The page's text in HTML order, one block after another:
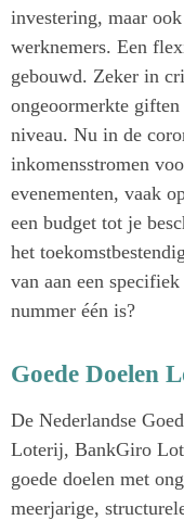
investering, maar
werknemers. Een
gebouwd. Zeker in
ongeoormerkte
niveau. Nu in de
inkomensstromen
evenementen, vaak
een budget tot je
het
van aan een
nummer één is?
Goede Doelen
De Nederlandse
Loterij, BankGiro
goede doelen met
meerjarige,